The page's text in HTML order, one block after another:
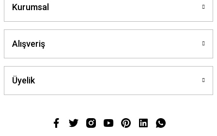
Kurumsal
Alışveriş
Üyelik